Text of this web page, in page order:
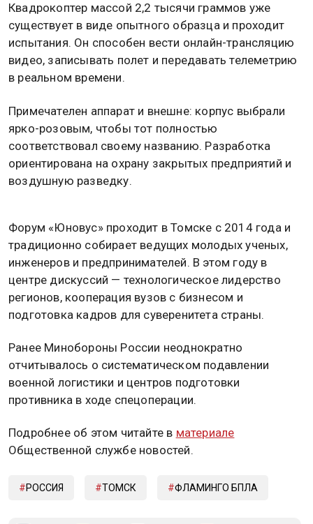
Квадрокоптер массой 2,2 тысячи граммов уже
существует в виде опытного образца и проходит
испытания. Он способен вести онлайн-трансляцию
видео, записывать полет и передавать телеметрию
в реальном времени.
Примечателен аппарат и внешне: корпус выбрали
ярко-розовым, чтобы тот полностью
соответствовал своему названию. Разработка
ориентирована на охрану закрытых предприятий и
воздушную разведку.
Форум «Юновус» проходит в Томске с 2014 года и
традиционно собирает ведущих молодых ученых,
инженеров и предпринимателей. В этом году в
центре дискуссий — технологическое лидерство
регионов, кооперация вузов с бизнесом и
подготовка кадров для суверенитета страны.
Ранее Минобороны России неоднократно
отчитывалось о систематическом подавлении
военной логистики и центров подготовки
противника в ходе спецоперации.
Подробнее об этом читайте в материале
Общественной службе новостей.
РОССИЯ ТОМСК ФЛАМИНГО БПЛА